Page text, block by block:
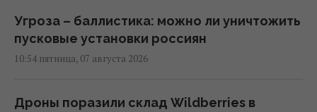
Угроза – баллистика: можно ли уничтожить
пусковые установки россиян
10:54 пятница, 07 августа 2026
Дроны поразили склад Wildberries в